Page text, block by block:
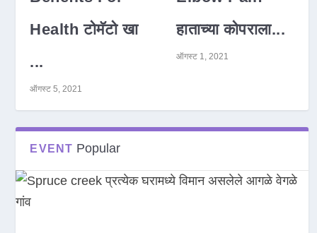
Health टोमॅटो खा
...
ऑगस्ट 5, 2021
हाताच्या कोपराला...
ऑगस्ट 1, 2021
EVENT Popular